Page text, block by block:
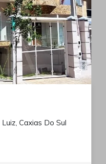
Caxias Do Sul